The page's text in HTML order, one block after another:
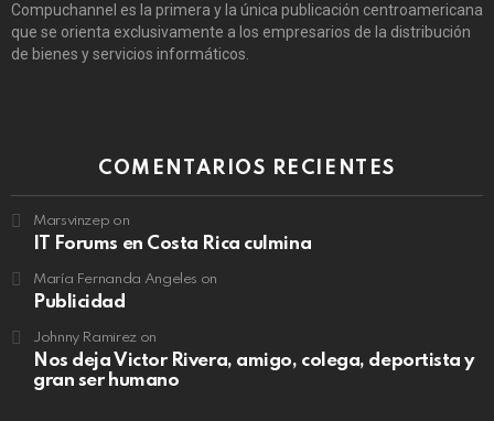
Compuchannel es la primera y la única publicación centroamericana
que se orienta exclusivamente a los empresarios de la distribución
de bienes y servicios informáticos.
COMENTARIOS RECIENTES
Marsvinzep on
IT Forums en Costa Rica culmina
María Fernanda Angeles on
Publicidad
Johnny Ramirezon
Nos deja Victor Rivera, amigo, colega, deportista y
gran ser humano